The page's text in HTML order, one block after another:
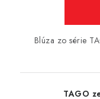
Blúza zo série
TAGO